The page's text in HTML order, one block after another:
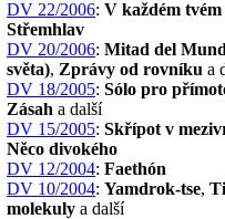
DV 22/2006: V každém
Střemhlav
DV 20/2006: Mitad del
světa), Zprávy od rovníku a
DV 18/2005: Sólo pro
Zásah a další
DV 15/2005: Skřípot v
Něco divokého
DV 12/2004: Faethón
DV 10/2004: Yamdrok-tse,
molekuly a další